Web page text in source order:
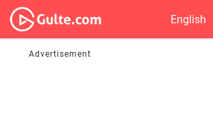
English